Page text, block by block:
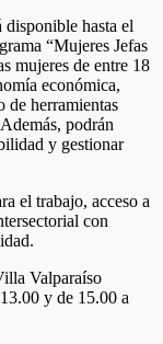
hasta el
“Mujeres Jefas
mujeres de entre 18
económica,
de herramientas
podrán
y gestionar
el trabajo, acceso a
con
Valparaíso
y de 15.00 a